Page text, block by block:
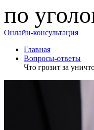
по
Онлайн-консультация
Главная
Вопросы-ответы
Что грозит за